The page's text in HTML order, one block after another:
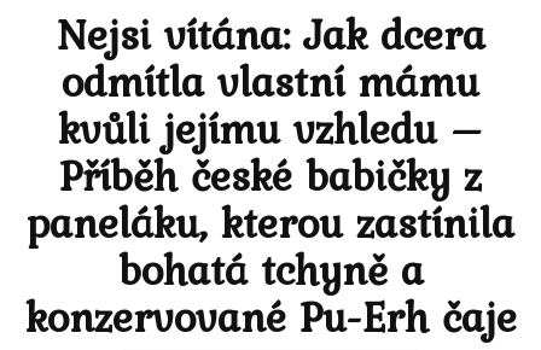
Nejsi vítána: Jak dcera
odmítla vlastní mámu
kvůli jejímu vzhledu –
Příběh české babičky z
paneláku, kterou zastínila
bohatá tchyně a
konzervované Pu-Erh čaje